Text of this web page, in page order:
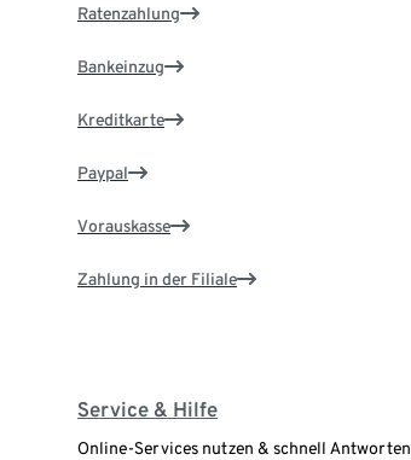
Ratenzahlung
Bankeinzug
Kreditkarte
Paypal
Vorauskasse
Zahlung in der Filiale
Service & Hilfe
Online-Services nutzen & schnell Antworten